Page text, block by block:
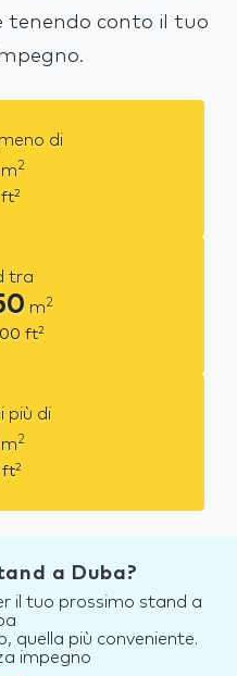
tenendo conto il tuo
di
m2
ft2
tra
m2
ft2
più di
m2
ft2
a Duba?
il tuo prossimo stand a
quella più conveniente.
impegno